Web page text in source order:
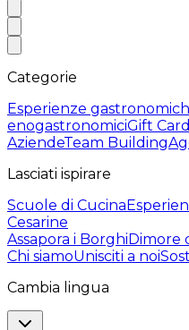
Categorie
Esperienze
enogastronomiciGift Card
AziendeTeam Building
Lasciati ispirare
Scuole di Cucina
Cesarine
Assapora i BorghiDimore
Chi siamoUnisciti a noi
Cambia lingua